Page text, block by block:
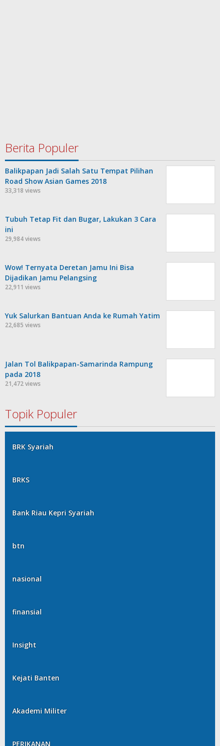
Berita Populer
Balikpapan Jadi Salah Satu Tempat Pilihan
Road Show Asian Games 2018
33,318 views
Tubuh Tetap Fit dan Bugar, Lakukan 3 Cara
ini
29,984 views
Wow! Ternyata Deretan Jamu Ini Bisa
Dijadikan Jamu Pelangsing
22,911 views
Yuk Salurkan Bantuan Anda ke Rumah Yatim
22,685 views
Jalan Tol Balikpapan-Samarinda Rampung
pada 2018
21,472 views
Topik Populer
BRK Syariah
BRKS
Bank Riau Kepri Syariah
btn
nasional
finansial
Insight
Kejati Banten
Akademi Militer
PERIKANAN